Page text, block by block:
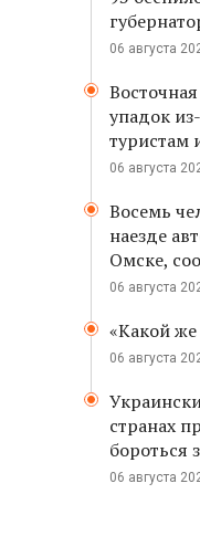
06 августа
упадок
туристам
06 августа
Восемь
наезде
Омске,
06 августа
«Какой же
06 августа
странах
бороться
06 августа